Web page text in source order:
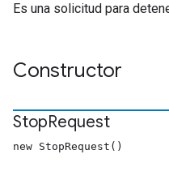
Es una solicitud para
Constructor
StopRequest
new StopRequest()